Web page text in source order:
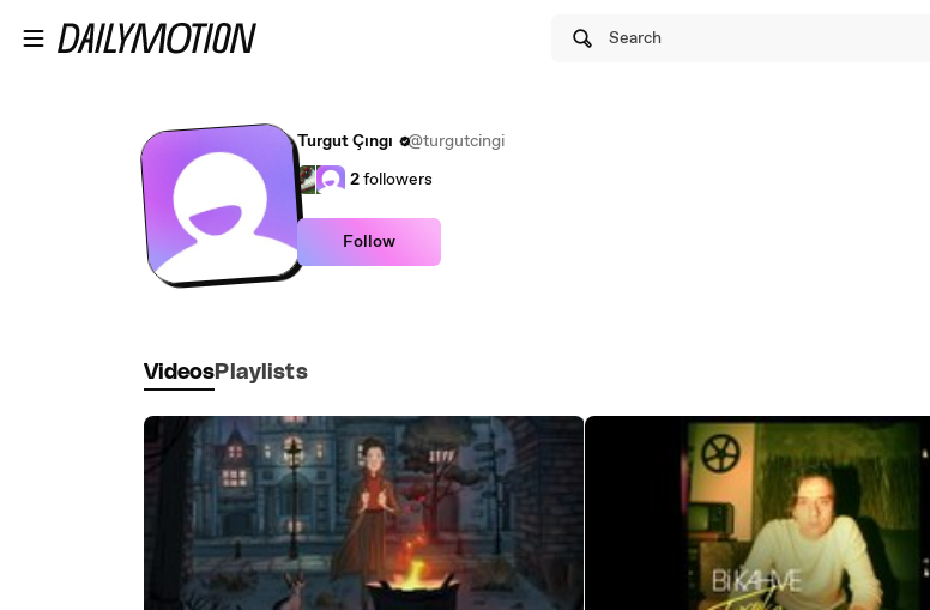
Search
Turgut Çıngı
@turgutcingi
2followers
Follow
Videos Playlists